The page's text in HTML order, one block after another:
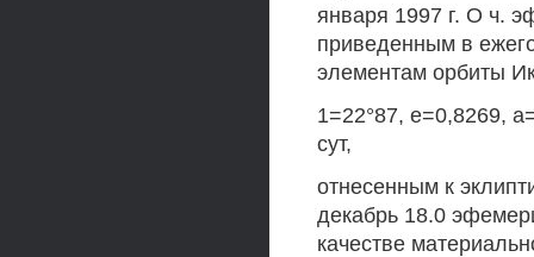
января 1997 г. О ч.
приведенным в
элементам орбиты
1=22°87, е=0,8269,
сут,
отнесенным к
декабрь 18.0
качестве